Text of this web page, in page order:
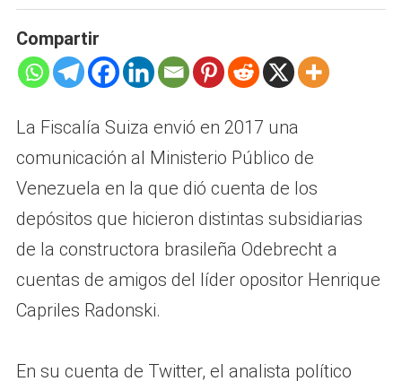
Compartir
La Fiscalía Suiza envió en 2017 una
comunicación al Ministerio Público de
Venezuela en la que dió cuenta de los
depósitos que hicieron distintas subsidiarias
de la constructora brasileña Odebrecht a
cuentas de amigos del líder opositor Henrique
Capriles Radonski.
En su cuenta de Twitter, el analista político